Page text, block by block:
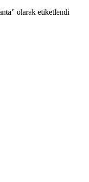
olarak etiketlendi